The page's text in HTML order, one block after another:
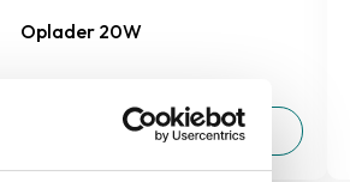
Oplader 20W
TILFØJ